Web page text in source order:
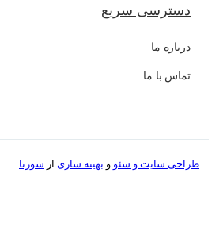
دسترسی سریع
درباره ما
تماس با ما
طراحی سایت وسئو وبهینه سازیازسورنا